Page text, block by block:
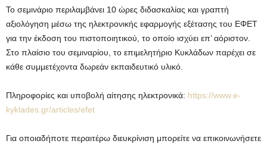
Το σεμινάριο περιλαμβάνει 10 ώρες διδασκαλίας και γραπτή
αξιολόγηση μέσω της ηλεκτρονικής εφαρμογής εξέτασης του ΕΦΕΤ
για την έκδοση του πιστοποιητικού, το οποίο ισχύει επ’ αόριστον.
Στο πλαίσιο του σεμιναρίου, το επιμελητήριο Κυκλάδων παρέχει σε
κάθε συμμετέχοντα δωρεάν εκπαιδευτικό υλικό.
Πληροφορίες και υποβολή αίτησης ηλεκτρονικά: https://www.e-
kyklades.gr/articles/efet
Για οποιαδήποτε περαιτέρω διευκρίνιση μπορείτε να επικοινωνήσετε